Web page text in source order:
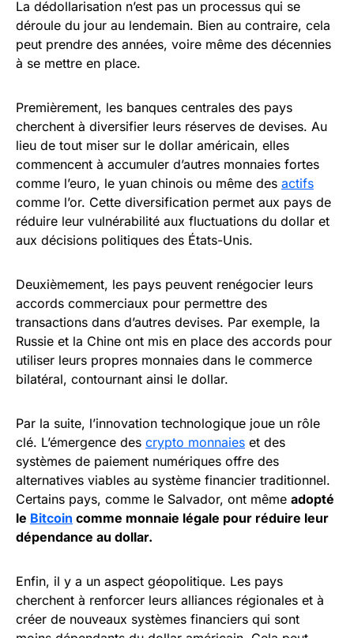
La dédollarisation n’est pas un processus qui se
déroule du jour au lendemain. Bien au contraire, cela
peut prendre des années, voire même des décennies
à se mettre en place.
Premièrement, les banques centrales des pays
cherchent à diversifier leurs réserves de devises. Au
lieu de tout miser sur le dollar américain, elles
commencent à accumuler d’autres monnaies fortes
comme l’euro, le yuan chinois ou même des actifs
comme l’or. Cette diversification permet aux pays de
réduire leur vulnérabilité aux fluctuations du dollar et
aux décisions politiques des États-Unis.
Deuxièmement, les pays peuvent renégocier leurs
accords commerciaux pour permettre des
transactions dans d’autres devises. Par exemple, la
Russie et la Chine ont mis en place des accords pour
utiliser leurs propres monnaies dans le commerce
bilatéral, contournant ainsi le dollar.
Par la suite, l’innovation technologique joue un rôle
clé. L’émergence des crypto monnaies et des
systèmes de paiement numériques offre des
alternatives viables au système financier traditionnel.
Certains pays, comme le Salvador, ont même adopté
le Bitcoin comme monnaie légale pour réduire leur
dépendance au dollar.
Enfin, il y a un aspect géopolitique. Les pays
cherchent à renforcer leurs alliances régionales et à
créer de nouveaux systèmes financiers qui sont